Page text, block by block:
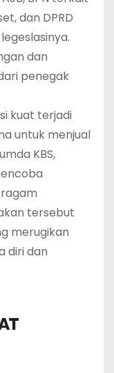
dan DPRD
dan
penegak
kuat terjadi
untuk menjual
KBS,
tersebut
merugikan
diri dan